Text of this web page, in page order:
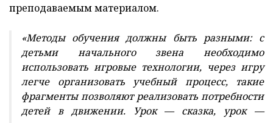
преподаваемым материалом.
«Методы обучения должны быть разными: с
детьми начального звена необходимо
использовать игровые технологии, через игру
легче организовать учебный процесс, такие
фрагменты позволяют реализовать потребности
детей в движении. Урок — сказка, урок —